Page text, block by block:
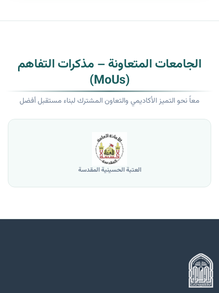
الجامعات المتعاونة – مذكرات التفاهم
(MoUs)
معاً نحو التميز الأكاديمي والتعاون المشترك لبناء مستقبل أفضل
العتبة الحسينية المقدسة